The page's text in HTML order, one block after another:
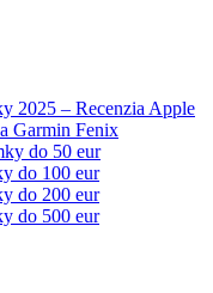
2025 – Recenzia Apple
Garmin Fenix
do 50 eur
do 100 eur
do 200 eur
do 500 eur